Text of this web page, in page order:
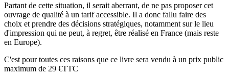
Partant de cette situation, il serait aberrant, de ne pas proposer cet
ouvrage de qualité à un tarif accessible. Il a donc fallu faire des
choix et prendre des décisions stratégiques, notamment sur le lieu
d'impression qui ne peut, à regret, être réalisé en France (mais reste
en Europe).
C'est pour toutes ces raisons que ce livre sera vendu à un prix public
maximum de 29 €TTC